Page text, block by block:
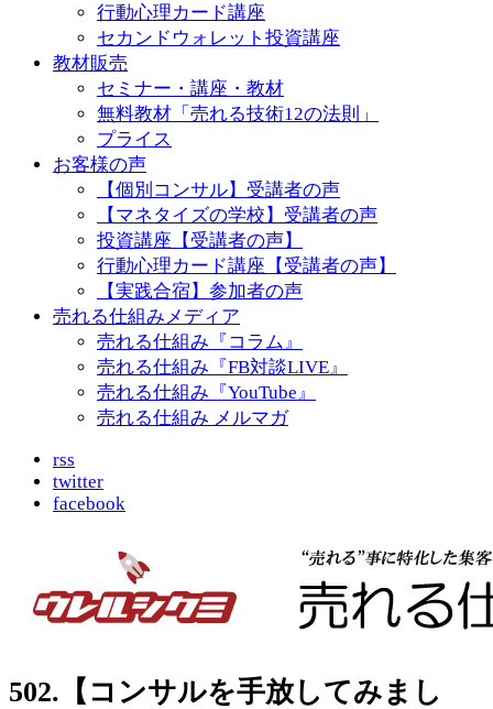
行動心理カード講座
セカンドウォレット投資講座
教材販売
セミナー・講座・教材
無料教材「売れる技術12の法則」
プライス
お客様の声
【個別コンサル】受講者の声
【マネタイズの学校】受講者の声
投資講座【受講者の声】
行動心理カード講座【受講者の声】
【実践合宿】参加者の声
売れる仕組みメディア
売れる仕組み『コラム』
売れる仕組み『FB対談LIVE』
売れる仕組み『YouTube』
売れる仕組み メルマガ
rss
twitter
facebook
502.【コンサルを手放してみまし